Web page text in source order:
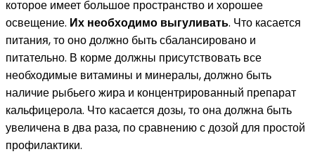
которое имеет большое пространство и хорошее
освещение. Их необходимо выгуливать. Что касается
питания, то оно должно быть сбалансировано и
питательно. В корме должны присутствовать все
необходимые витамины и минералы, должно быть
наличие рыбьего жира и концентрированный препарат
кальфицерола. Что касается дозы, то она должна быть
увеличена в два раза, по сравнению с дозой для простой
профилактики.